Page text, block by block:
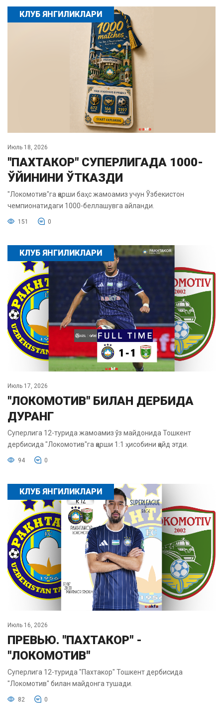
КЛУБ ЯНГИЛИКЛАРИ
Июль 18, 2026
"ПАХТАКОР" СУПЕРЛИГАДА 1000-
ЎЙИНИНИ ЎТКАЗДИ
"Локомотив"га қарши баҳс жамоамиз учун Ўзбекистон
чемпионатидаги 1000-беллашувга айланди.
151 0
КЛУБ ЯНГИЛИКЛАРИ
Июль 17, 2026
"ЛОКОМОТИВ" БИЛАН ДЕРБИДА
ДУРАНГ
Суперлига 12-турида жамоамиз ўз майдонида Тошкент
дербисида "Локомотив"га қарши 1:1 ҳисобини қайд этди.
94 0
КЛУБ ЯНГИЛИКЛАРИ
Июль 16, 2026
ПРЕВЬЮ. "ПАХТАКОР" -
"ЛОКОМОТИВ"
Суперлига 12-турида "Пахтакор" Тошкент дербисида
"Локомотив" билан майдонга тушади.
82 0